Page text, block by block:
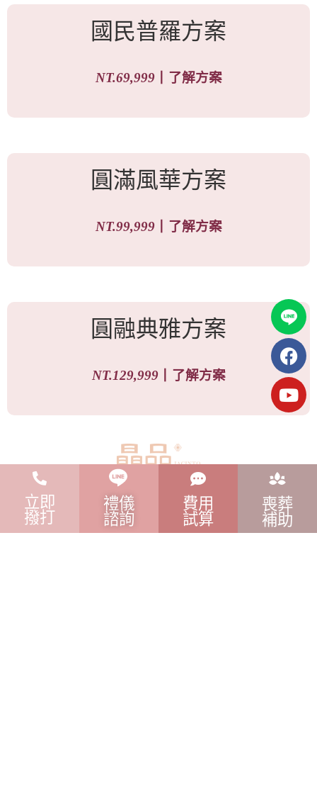
國民普羅方案
NT.69,999┃ 了解方案
圓滿風華方案
NT.99,999┃ 了解方案
圓融典雅方案
NT.129,999┃ 了解方案
關於晶品 告別規劃
立即
撥打
禮儀
諮詢
費用
試算
喪葬
補助